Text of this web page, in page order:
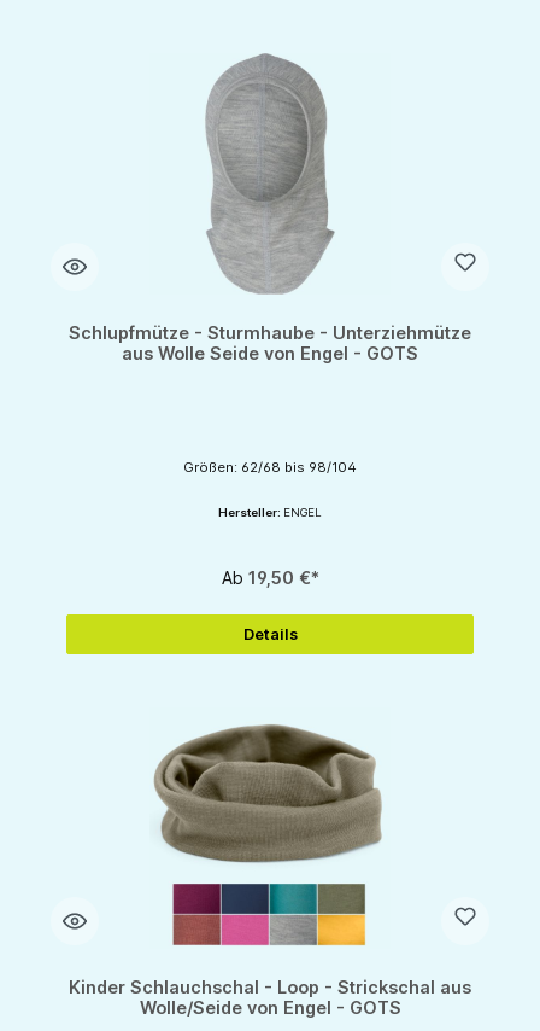
Schlupfmütze - Sturmhaube - Unterziehmütze
aus Wolle Seide von Engel - GOTS
Größen: 62/68 bis 98/104
Hersteller: ENGEL
Ab 19,50 €*
Details
Kinder Schlauchschal - Loop - Strickschal aus
Wolle/Seide von Engel - GOTS